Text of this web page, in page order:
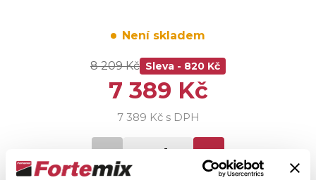
Není skladem
8 209 Kč Sleva - 820 Kč
7 389 Kč
7 389 Kč s DPH
Není skladem